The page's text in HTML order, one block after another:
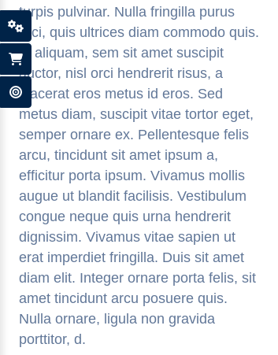
turpis pulvinar. Nulla fringilla purus
orci, quis ultrices diam commodo quis.
In aliquam, sem sit amet suscipit
auctor, nisl orci hendrerit risus, a
placerat eros metus id eros. Sed
metus diam, suscipit vitae tortor eget,
semper ornare ex. Pellentesque felis
arcu, tincidunt sit amet ipsum a,
efficitur porta ipsum. Vivamus mollis
augue ut blandit facilisis. Vestibulum
congue neque quis urna hendrerit
dignissim. Vivamus vitae sapien ut
erat imperdiet fringilla. Duis sit amet
diam elit. Integer ornare porta felis, sit
amet tincidunt arcu posuere quis.
Nulla ornare, ligula non gravida
porttitor, d.